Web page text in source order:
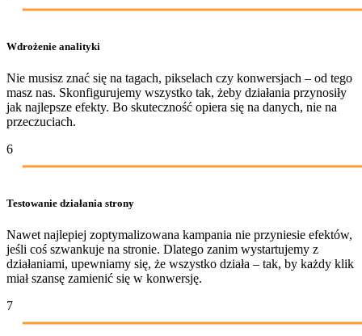
Wdrożenie analityki
Nie musisz znać się na tagach, pikselach czy konwersjach – od tego
masz nas. Skonfigurujemy wszystko tak, żeby działania przynosiły
jak najlepsze efekty. Bo skuteczność opiera się na danych, nie na
przeczuciach.
6
Testowanie działania strony
Nawet najlepiej zoptymalizowana kampania nie przyniesie efektów,
jeśli coś szwankuje na stronie. Dlatego zanim wystartujemy z
działaniami, upewniamy się, że wszystko działa – tak, by każdy klik
miał szansę zamienić się w konwersję.
7